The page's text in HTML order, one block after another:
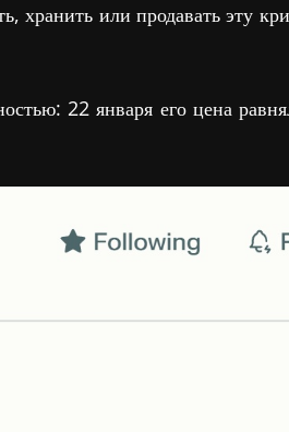
хранить или продавать эту
22 января его цена